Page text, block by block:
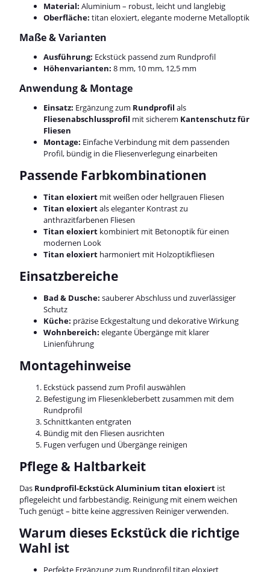
Material: Aluminium – robust, leicht und langlebig
Oberfläche: titan eloxiert, elegante moderne Metalloptik
Maße & Varianten
Ausführung: Eckstück passend zum Rundprofil
Höhenvarianten: 8 mm, 10 mm, 12,5 mm
Anwendung & Montage
Einsatz: Ergänzung zum Rundprofil als
Fliesenabschlussprofil mit sicherem Kantenschutz für
Fliesen
Montage: Einfache Verbindung mit dem passenden
Profil, bündig in die Fliesenverlegung einarbeiten
Passende Farbkombinationen
Titan eloxiertmit weißen oder hellgrauen Fliesen
Titan eloxiertals eleganter Kontrast zu
anthrazitfarbenen Fliesen
Titan eloxiertkombiniert mit Betonoptik für einen
modernen Look
Titan eloxiertharmoniert mit Holzoptikfliesen
Einsatzbereiche
Bad & Dusche: sauberer Abschluss und zuverlässiger
Schutz
Küche: präzise Eckgestaltung und dekorative Wirkung
Wohnbereich: elegante Übergänge mit klarer
Linienführung
Montagehinweise
Eckstück passend zum Profil auswählen
Befestigung im Fliesenkleberbett zusammen mit dem
Rundprofil
Schnittkanten entgraten
Bündig mit den Fliesen ausrichten
Fugen verfugen und Übergänge reinigen
Pflege & Haltbarkeit
Das Rundprofil-Eckstück Aluminium titan eloxiertist
pflegeleicht und farbbeständig. Reinigung mit einem weichen
Tuch genügt – bitte keine aggressiven Reiniger verwenden.
Warum dieses Eckstück die richtige
Wahl ist
Perfekte Ergänzung zum Rundprofil titan eloxiert